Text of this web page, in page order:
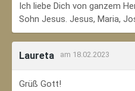
Ich liebe Dich von ganzem
Sohn Jesus. Jesus, Maria,
Laureta am 18.02.2023
Grüß Gott!